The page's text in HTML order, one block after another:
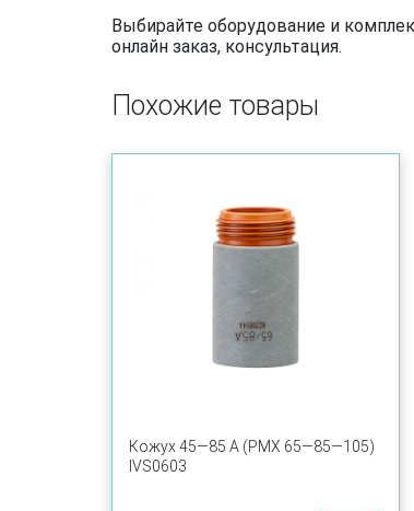
Выбирайте оборудование и
онлайн заказ, консультация.
Похожие товары
Кожух 45—85 А (PMX 65—85—105)
IVS0603